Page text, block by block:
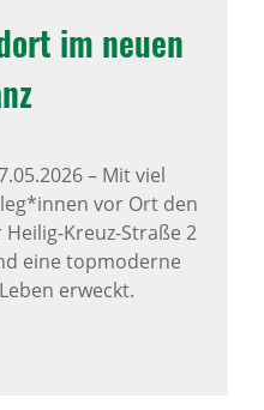
im neuen
– Mit viel
vor Ort den
Kreuz-Straße 2
eine topmoderne
erweckt.